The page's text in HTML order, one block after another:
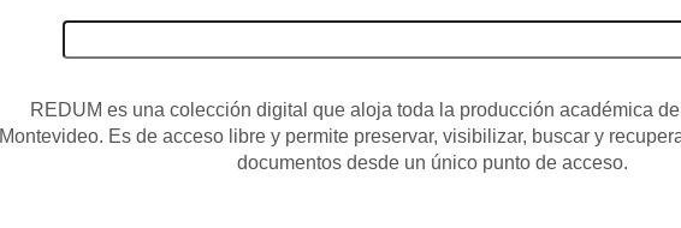
REDUM es una colección digital que aloja toda la producción académica
Montevideo. Es de acceso libre y permite preservar, visibilizar, buscar y
documentos desde un único punto de acceso.